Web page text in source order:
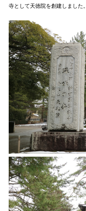
寺として天徳院を創建しました。